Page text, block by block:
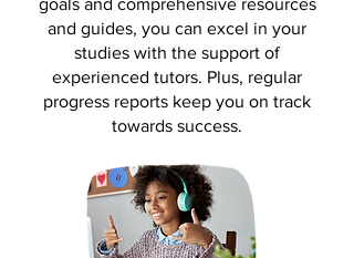
goals and comprehensive resources
and guides, you can excel in your
studies with the support of
experienced tutors. Plus, regular
progress reports keep you on track
towards success.